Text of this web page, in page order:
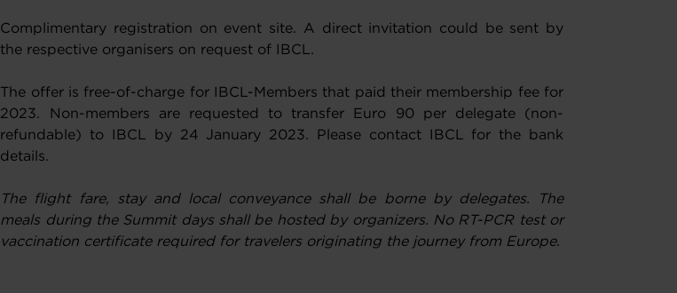
Complimentary registration on event site. A direct invitation could be sent by
the respective organisers on request of IBCL.
The offer is free-of-charge for IBCL-Members that paid their membership fee for
2023. Non-members are requested to transfer Euro 90 per delegate (non-
refundable) to IBCL by 24 January 2023. Please contact IBCL for the bank
details.
The flight fare, stay and local conveyance shall be borne by delegates. The
meals during the Summit days shall be hosted by organizers. No RT-PCR test or
vaccination certificate required for travelers originating the journey from Europe.